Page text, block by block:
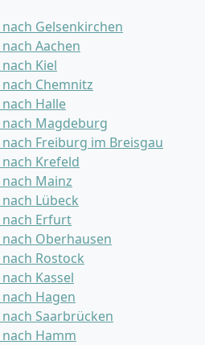
Gelsenkirchen
Aachen
Kiel
Chemnitz
Halle
Magdeburg
Freiburg im Breisgau
Krefeld
Mainz
Lübeck
Erfurt
Oberhausen
Rostock
Kassel
Hagen
Saarbrücken
Hamm